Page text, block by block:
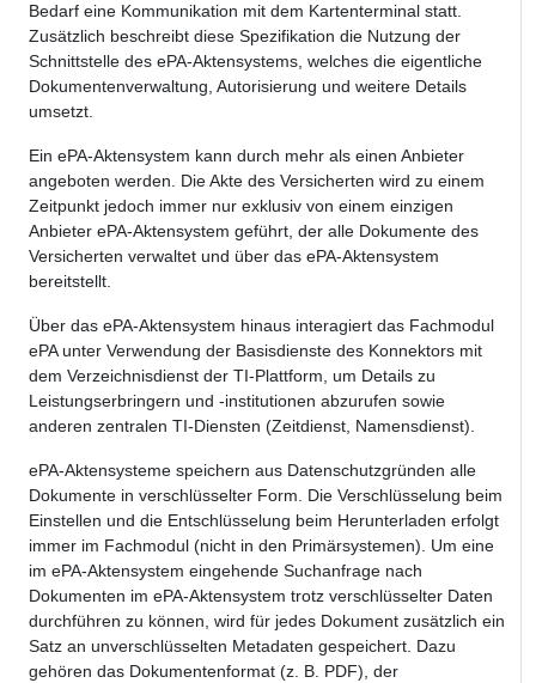
Bedarf eine Kommunikation mit dem Kartenterminal statt.
Zusätzlich beschreibt diese Spezifikation die Nutzung der
Schnittstelle des ePA-Aktensystems, welches die eigentliche
Dokumentenverwaltung, Autorisierung und weitere Details
umsetzt.
Ein ePA-Aktensystem kann durch mehr als einen Anbieter
angeboten werden. Die Akte des Versicherten wird zu einem
Zeitpunkt jedoch immer nur exklusiv von einem einzigen
Anbieter ePA-Aktensystem geführt, der alle Dokumente des
Versicherten verwaltet und über das ePA-Aktensystem
bereitstellt.
Über das ePA-Aktensystem hinaus interagiert das Fachmodul
ePA unter Verwendung der Basisdienste des Konnektors mit
dem Verzeichnisdienst der TI-Plattform, um Details zu
Leistungserbringern und -institutionen abzurufen sowie
anderen zentralen TI-Diensten (Zeitdienst, Namensdienst).
ePA-Aktensysteme speichern aus Datenschutzgründen alle
Dokumente in verschlüsselter Form. Die Verschlüsselung beim
Einstellen und die Entschlüsselung beim Herunterladen erfolgt
immer im Fachmodul (nicht in den Primärsystemen). Um eine
im ePA-Aktensystem eingehende Suchanfrage nach
Dokumenten im ePA-Aktensystem trotz verschlüsselter Daten
durchführen zu können, wird für jedes Dokument zusätzlich ein
Satz an unverschlüsselten Metadaten gespeichert. Dazu
gehören das Dokumentenformat (z. B. PDF), der